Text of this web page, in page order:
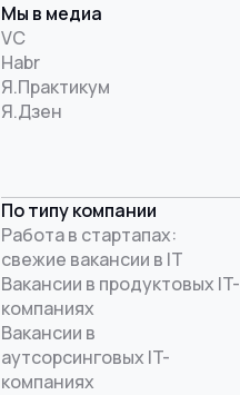
Мы в медиа
VC
Habr
Я.Практикум
Я.Дзен
По типу компании
Работа в стартапах:
свежие вакансии в IT
Вакансии в продуктовых IT-
компаниях
Вакансии в
аутсорсинговых IT-
компаниях